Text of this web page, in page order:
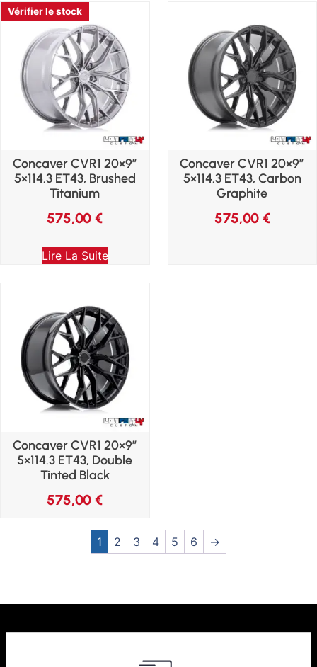
Vérifier le stock
Vérifier le stock
Vérifier le stock
Vérifier le stock
Vérifier le stock
Vérifier le stock
Vérifier le stock
Concaver CVR1 20×9″
5×114.3 ET43, Brushed
Titanium
575,00€
Lire La Suite
Concaver CVR1 20×9″
5×114.3 ET43, Carbon
Graphite
575,00 €
Concaver CVR1 20×9″
5×114.3 ET43, Double
Tinted Black
575,00€
1 2 3 4 5 6 →